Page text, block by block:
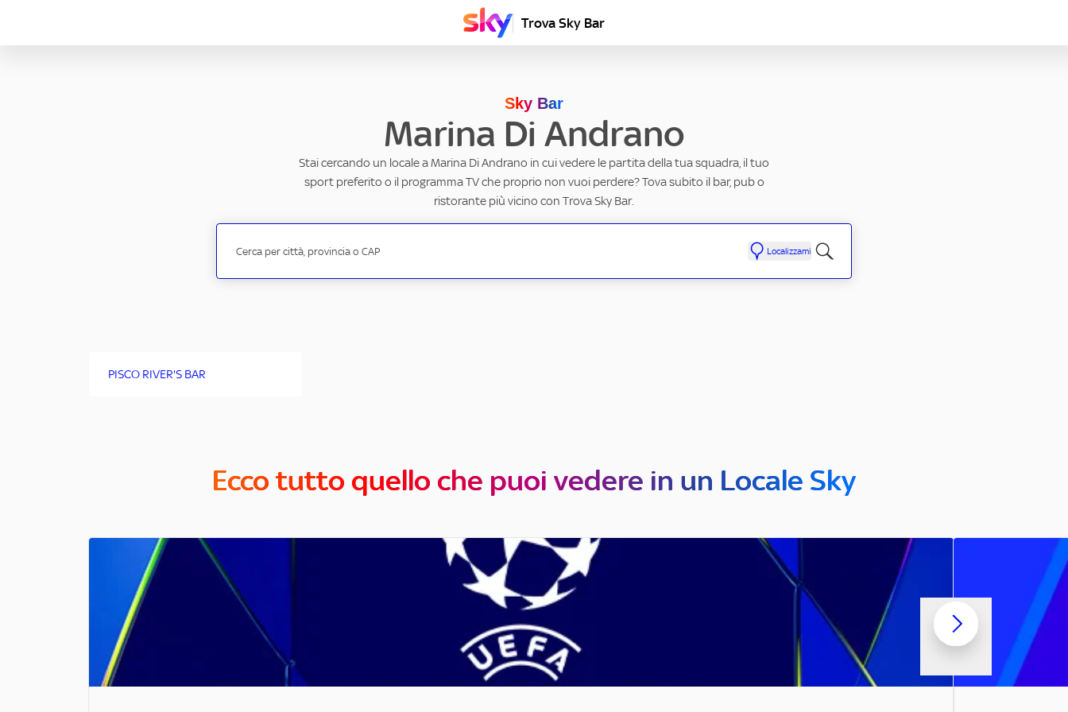
Trova Sky Bar
Sky Bar
Marina Di Andrano
Stai cercando un locale a Marina Di Andrano in cui vedere le partita della tua squadra, il tuo
sport preferito o il programma TV che proprio non vuoi perdere? Tova subito il bar, pub o
ristorante più vicino con Trova Sky Bar.
Localizzami
PISCO RIVER'S BAR
Ecco tutto quello che puoi vedere in un Locale Sky